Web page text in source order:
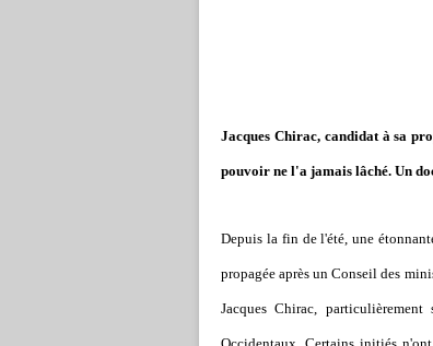
Jacques Chirac, candidat à sa
pouvoir ne l'a jamais lâché. Un
Depuis la fin de l'été, une
propagée après un Conseil des
Jacques Chirac,